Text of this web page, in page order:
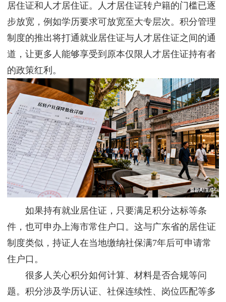
新
闻
资
讯
联
系
我
们
居住证和人才居住证。人才居住证转户籍的门槛已逐
步放宽，例如学历要求可放宽至大专层次。积分管理
制度的推出将打通就业居住证与人才居住证之间的通
道，让更多人能够享受到原本仅限人才居住证持有者
的政策红利。
如果持有就业居住证，只要满足积分达标等条
件，也可申办上海市常住户口。这与广东省的居住证
制度类似，持证人在当地缴纳社保满7年后可申请常
住户口。
很多人关心积分如何计算、材料是否合规等问
题。积分涉及学历认证、社保连续性、岗位匹配等多